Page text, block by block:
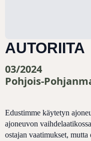
AUTORIITA
03/2024
Pohjois-
Edustimme käytetyn
ajoneuvon
ostajan vaatimukset,